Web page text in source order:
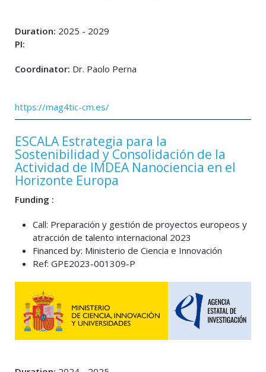
Duration: 2025 - 2029
PI:
Coordinator: Dr. Paolo Perna
https://mag4tic-cm.es/
ESCALA Estrategia para la
Sostenibilidad y Consolidación de la
Actividad de IMDEA Nanociencia en el
Horizonte Europa
Funding :
Call: Preparación y gestión de proyectos europeos y
atracción de talento internacional 2023
Financed by: Ministerio de Ciencia e Innovación
Ref: GPE2023-001309-P